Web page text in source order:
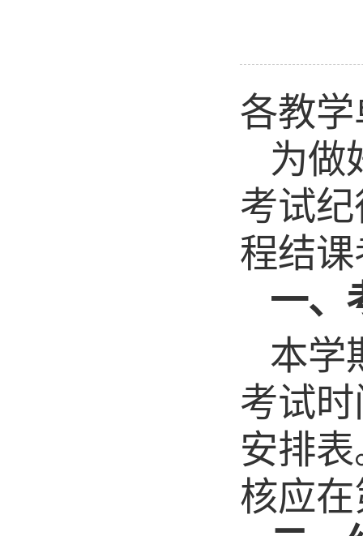
各教学
为做
考试
程结
一、
本学
考试
安排
核应在